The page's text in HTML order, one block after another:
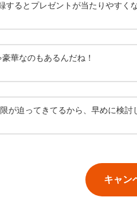
するとプレゼントが当たりやすく
華なのもあるんだね！
が迫ってきてるから、早めに検討
キャン